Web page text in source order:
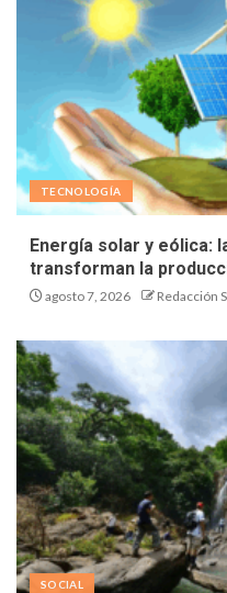
TECNOLOGÍA
Energía solar y eólica:
transforman la
agosto 7, 2026 Redacción
SOCIAL